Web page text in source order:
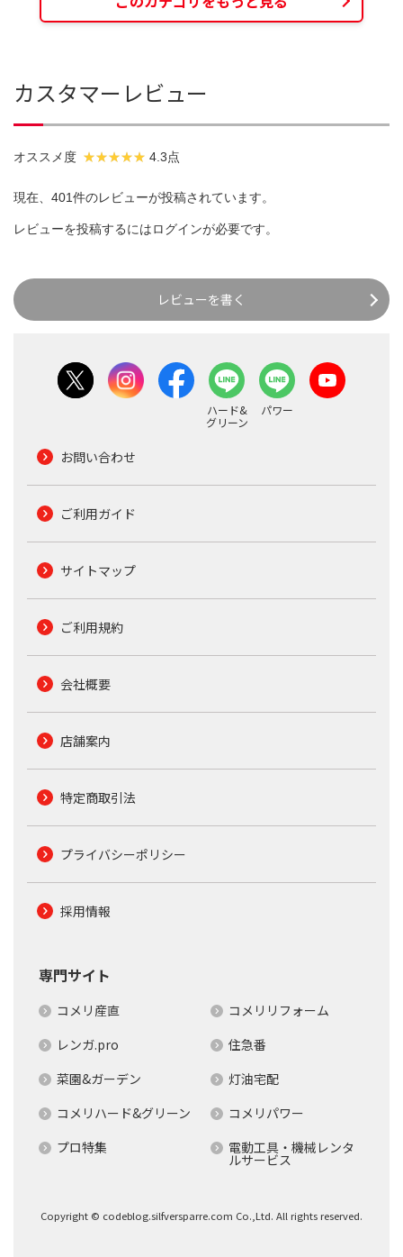
カスタマーレビュー
オススメ度 4.3点
現在、401件のレビューが投稿されています。
レビューを投稿するにはログインが必要です。
レビューを書く
ハード&
グリーン
パワー
お問い合わせ
ご利用ガイド
サイトマップ
ご利用規約
会社概要
店舗案内
特定商取引法
プライバシーポリシー
採用情報
専門サイト
コメリ産直
コメリリフォーム
レンガ.pro
住急番
菜園&ガーデン
灯油宅配
コメリハード&グリーン
コメリパワー
プロ特集
電動工具・機械レンタ
ルサービス
Copyright © codeblog.silfversparre.com Co.,Ltd. All rights reserved.